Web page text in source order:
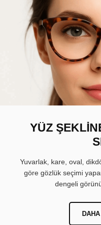
YÜZ
Yuvarlak, kare, oval,
göre gözlük seçimi
dengeli